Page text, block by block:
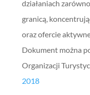
działaniach
granicą,
oraz ofercie
Dokument można
Organizacji
2018